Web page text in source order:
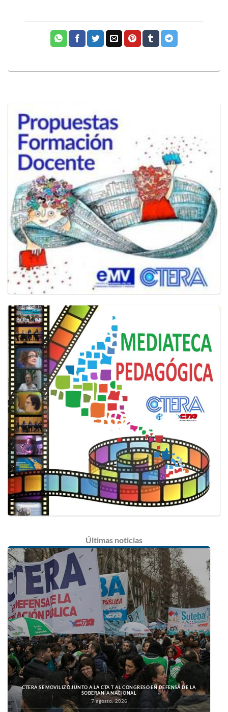
Últimas noticias
CTERA SE MOVILIZÓ JUNTO A LA CTA T AL CONGRESO EN DEFENSA DE LA
SOBERANÍA NACIONAL
7 agosto, 2026